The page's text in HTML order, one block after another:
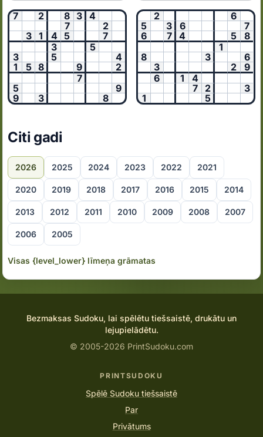
7
2 8 3
4
7
2
3
1 4 5
7
3
5
3
5
4
1
5 8 9
2
7
5
9
9
3 8
2
6
5
3 6
7
6
7 4 5
8
1
8
3
6
3
2
9
6
1
4
7
2
3
1
5
Citi gadi
2026 2025 2024 2023 2022 2021
2020 2019 2018 2017 2016 2015 2014
2013 2012 2011 2010 2009 2008 2007
2006 2005
Visas {level_lower} līmeņa grāmatas
Bezmaksas Sudoku, lai spēlētu tiešsaistē, drukātu un
lejupielādētu.
© 2005-2026 PrintSudoku.com
PRINTSUDOKU
Spēlē Sudoku tiešsaistē
Par
Privātums